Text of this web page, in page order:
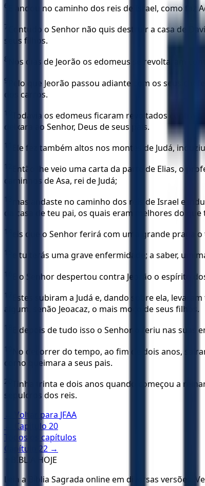
6 E andou no caminho dos reis de Israel, como
7
Contudo o Senhor não quis destruir a casa de
seus filhos.
8 Nos dias de Jeorão os edomeus se revoltaram
9
Pelo que Jeorão passou adiante com os seus
dos carros.
10
Todavia os edomeus ficaram revoltados contra
deixara ao Senhor, Deus de seus pais.
11 Ele fez também altos nos montes de Judá,
12
Então lhe veio uma carta da parte de Elias, o
caminhos de Asa, rei de Judá;
13
mas andaste no caminho dos reis de Israel e
da casa de teu pai, os quais eram melhores do que
14 eis que o Senhor ferirá com uma grande praga
15 e tu terás uma grave enfermidade; a saber, um
16 E o Senhor despertou contra Jeorão o espírito
17
Estes subiram a Judá e, dando sobre ela,
algum, senão Jeoacaz, o mais moço de seus filhos.
18 E depois de tudo isso o Senhor o feriu nas
19
No decorrer do tempo, ao fim de dois anos,
como queimara a seus pais.
20
Tinha trinta e dois anos quando começou a
sepulcros dos reis.
← Voltar para JFAA
← Capítulo 20
Todos os capítulos
Capítulo
22 →
BÍBLIA HOJE
Leia a Bíblia Sagrada online em diversas versões.